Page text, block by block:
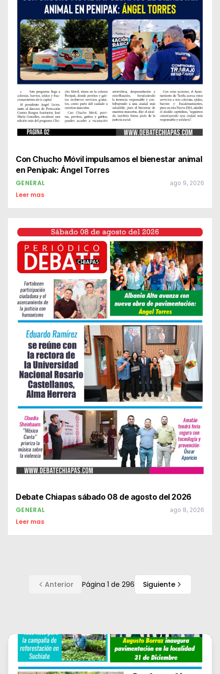
Con Chucho Móvil impulsamos el bienestar animal
en Penipak: Ángel Torres
GENERAL ago 9, 2026
Leer mas
Debate Chiapas sábado 08 de agosto del 2026
GENERAL ago 8, 2026
Leer mas
Anterior Página 1 de 296 Siguiente